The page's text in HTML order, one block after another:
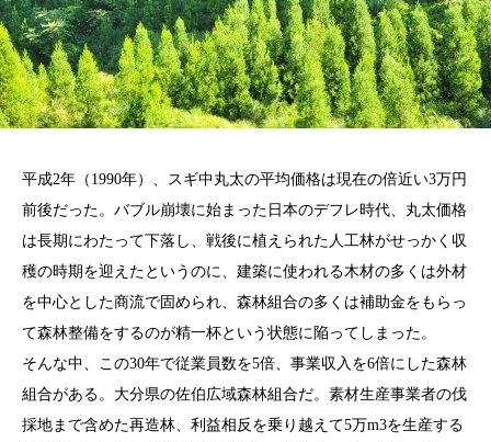
平成2年（1990年）、スギ中丸太の平均価格は現在の倍近い3万円
前後だった。バブル崩壊に始まった日本のデフレ時代、丸太価格
は長期にわたって下落し、戦後に植えられた人工林がせっかく収
穫の時期を迎えたというのに、建築に使われる木材の多くは外材
を中心とした商流で固められ、森林組合の多くは補助金をもらっ
て森林整備をするのが精一杯という状態に陥ってしまった。
そんな中、この30年で従業員数を5倍、事業収入を6倍にした森林
組合がある。大分県の佐伯広域森林組合だ。素材生産事業者の伐
採地まで含めた再造林、利益相反を乗り越えて5万m3を生産する